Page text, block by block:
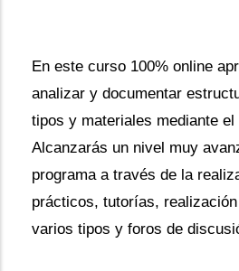
En este curso 100% online
analizar y documentar
tipos y materiales mediante
Alcanzarás un nivel muy
programa a través de la
prácticos, tutorías,
varios tipos y foros de